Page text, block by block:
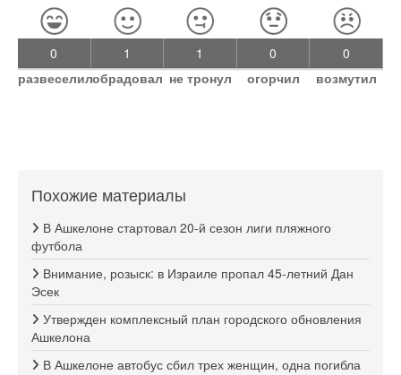
0
развеселил
1
обрадовал
1
не тронул
0
огорчил
0
возмутил
Похожие материалы
В Ашкелоне стартовал 20-й сезон лиги пляжного
футбола
Внимание, розыск: в Израиле пропал 45-летний Дан
Эсек
Утвержден комплексный план городского обновления
Ашкелона
В Ашкелоне автобус сбил трех женщин, одна погибла